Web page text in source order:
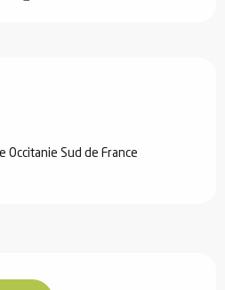
Occitanie Sud de France